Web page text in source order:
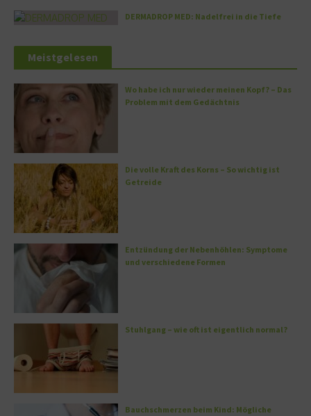
DERMADROP MED: Nadelfrei in die Tiefe
Meistgelesen
Wo habe ich nur wieder meinen Kopf? – Das
Problem mit dem Gedächtnis
Die volle Kraft des Korns – So wichtig ist
Getreide
Entzündung der Nebenhöhlen: Symptome
und verschiedene Formen
Stuhlgang – wie oft ist eigentlich normal?
Bauchschmerzen beim Kind: Mögliche